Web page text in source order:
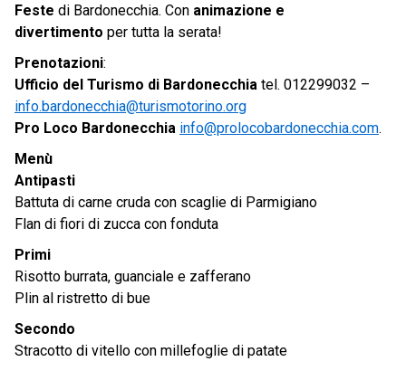
Feste di Bardonecchia. Con animazione e
divertimento per tutta la serata!
Prenotazioni:
Ufficio del Turismo di Bardonecchia tel. 012299032 –
info.bardonecchia@turismotorino.org
Pro Loco Bardonecchia info@prolocobardonecchia.com.
Menù
Antipasti
Battuta di carne cruda con scaglie di Parmigiano
Flan di fiori di zucca con fonduta
Primi
Risotto burrata, guanciale e zafferano
Plin al ristretto di bue
Secondo
Stracotto di vitello con millefoglie di patate